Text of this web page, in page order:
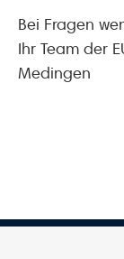
Bei Fragen
Ihr Team der
Medingen